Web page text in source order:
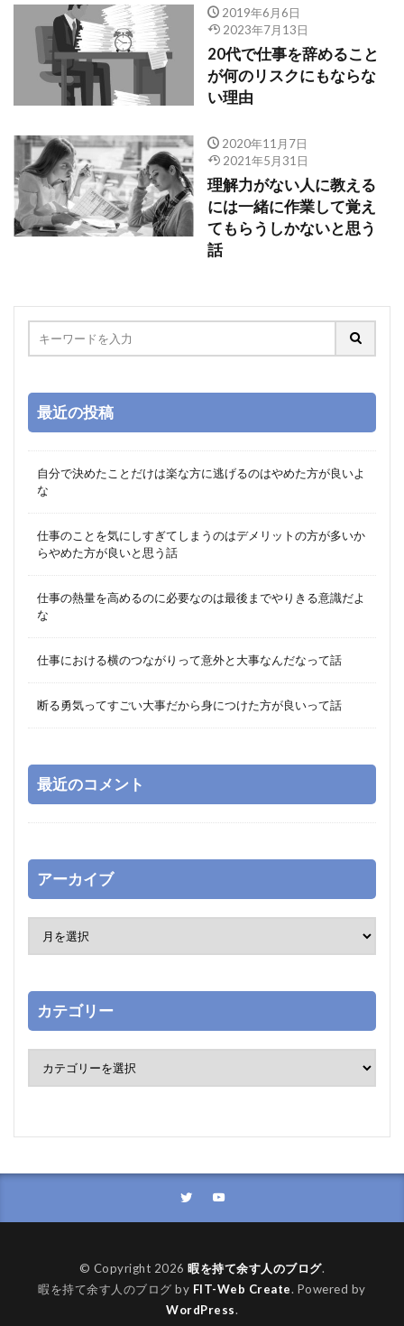
2019年6月6日
2023年7月13日
20代で仕事を辞めること
が何のリスクにもならな
い理由
2020年11月7日
2021年5月31日
理解力がない人に教える
には一緒に作業して覚え
てもらうしかないと思う
話
最近の投稿
自分で決めたことだけは楽な方に逃げるのはやめた方が良いよ
な
仕事のことを気にしすぎてしまうのはデメリットの方が多いか
らやめた方が良いと思う話
仕事の熱量を高めるのに必要なのは最後までやりきる意識だよ
な
仕事における横のつながりって意外と大事なんだなって話
断る勇気ってすごい大事だから身につけた方が良いって話
最近のコメント
アーカイブ
カテゴリー
© Copyright 2026暇を持て余す人のブログ.
暇を持て余す人のブログ by FIT-Web Create. Powered by
WordPress.